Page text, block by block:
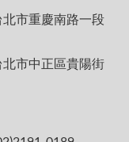
市重慶南路一段
市中正區貴陽街